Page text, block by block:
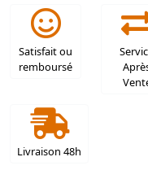
Satisfait ou
remboursé
Livraison 48h